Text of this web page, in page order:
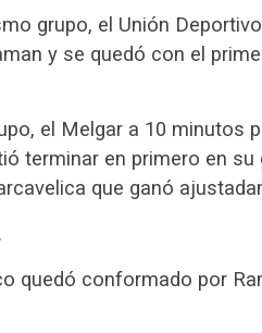
grupo, el Unión
y se quedó con el
el Melgar a 10 minutos
terminar en primero en
que ganó
quedó conformado por